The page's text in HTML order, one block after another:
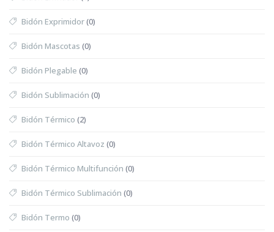
Bidón Exprimidor(0)
Bidón Mascotas (0)
Bidón Plegable (0)
Bidón Sublimación (0)
Bidón Térmico (2)
Bidón Térmico Altavoz (0)
Bidón Térmico Multifunción (0)
Bidón Térmico Sublimación (0)
Bidón Termo (0)